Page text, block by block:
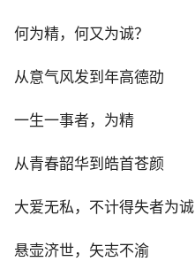
何为精，何又为诚？
从意气风发到年高德劭
一生一事者，为精
从青春韶华到皓首苍颜
大爱无私，不计得失者为诚
悬壶济世，矢志不渝